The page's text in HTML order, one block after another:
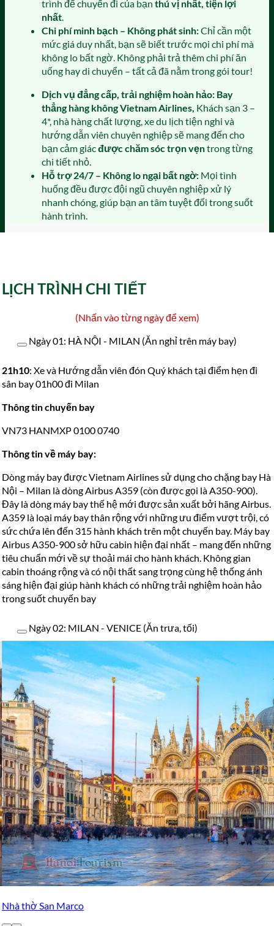
trình để chuyến đi của bạn thú vị nhất, tiện lợi
nhất.
Chi phí minh bạch – Không phát sinh:Chỉ cần một
mức giá duy nhất, bạn sẽ biết trước mọi chi phí mà
không lo bất ngờ. Không phải trả thêm chi phí ăn
uống hay di chuyển – tất cả đã nằm trong gói tour!
Dịch vụ đẳng cấp, trải nghiệm hoàn hảo: Bay
thẳng hàng không Vietnam Airlines, Khách sạn 3 –
4*, nhà hàng chất lượng, xe du lịch tiện nghi và
hướng dẫn viên chuyên nghiệp sẽ mang đến cho
bạn cảm giácđược chăm sóc trọn vẹntrong từng
chi tiết nhỏ.
Hỗ trợ 24/7 – Không lo ngại bất ngờ: Mọi tình
huống đều được đội ngũ chuyên nghiệp xử lý
nhanh chóng, giúp bạn an tâm tuyệt đối trong suốt
hành trình.
LỊCH TRÌNH CHI TIẾT
(Nhấn vào từng ngày để xem)
Ngày 01: HÀ NỘI - MILAN (Ăn nghỉ trên máy bay)
21h10: Xe và Hướng dẫn viên đón Quý khách tại điểm hẹn đi
sân bay 01h00 đi Milan
Thông tin chuyến bay
VN73 HANMXP 0100 0740
Thông tin về máy bay:
Dòng máy bay được Vietnam Airlines sử dụng cho chặng bay Hà
Nội – Milan là dòng Airbus A359 (còn được gọi là A350-900).
Đây là dòng máy bay thế hệ mới được sản xuất bởi hãng Airbus.
A359 là loại máy bay thân rộng với những ưu điểm vượt trội, có
sức chứa lên đến 315 hành khách trên một chuyến bay. Máy bay
Airbus A350-900 sở hữu cabin hiện đại nhất – mang đến những
tiêu chuẩn mới về sự thoải mái cho hành khách. Không gian
cabin thoáng rộng và có nội thất sang trọng cùng hệ thống ánh
sáng hiện đại giúp hành khách có những trải nghiệm hoàn hảo
trong suốt chuyến bay
Ngày 02: MILAN - VENICE (Ăn trưa, tối)
Cung điện Doge (Dinh Tổng trấn)